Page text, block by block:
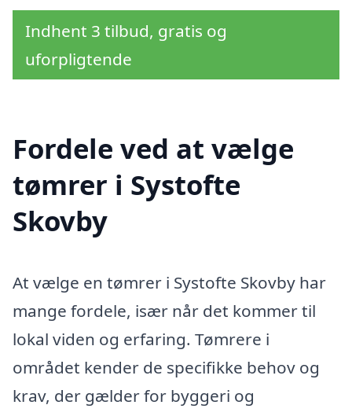
Indhent 3 tilbud, gratis og
uforpligtende
Fordele ved at vælge
tømrer i Systofte
Skovby
At vælge en tømrer i Systofte Skovby har
mange fordele, især når det kommer til
lokal viden og erfaring. Tømrere i
området kender de specifikke behov og
krav, der gælder for byggeri og